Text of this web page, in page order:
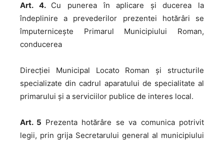
Art. 4. Cu punerea în aplicare și ducerea la
îndeplinire a prevederilor prezentei hotărâri se
împuternicește Primarul Municipiului Roman,
conducerea
Direcției Municipal Locato Roman și structurile
specializate din cadrul aparatului de specialitate al
primarului și a serviciilor publice de interes local.
Art. 5 Prezenta hotărâre se va comunica potrivit
legii, prin grija Secretarului general al municipiului